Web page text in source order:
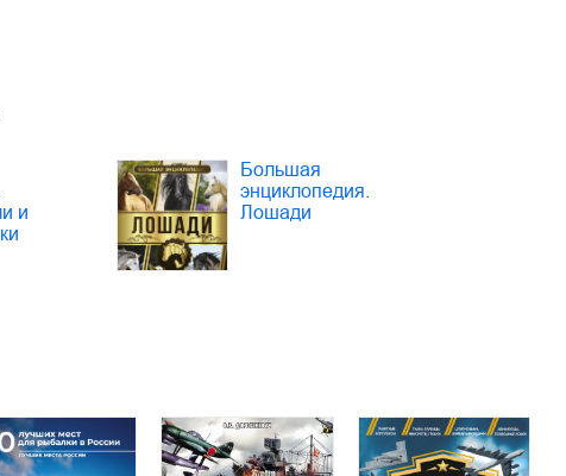
и
Большая
энциклопедия.
Лошади